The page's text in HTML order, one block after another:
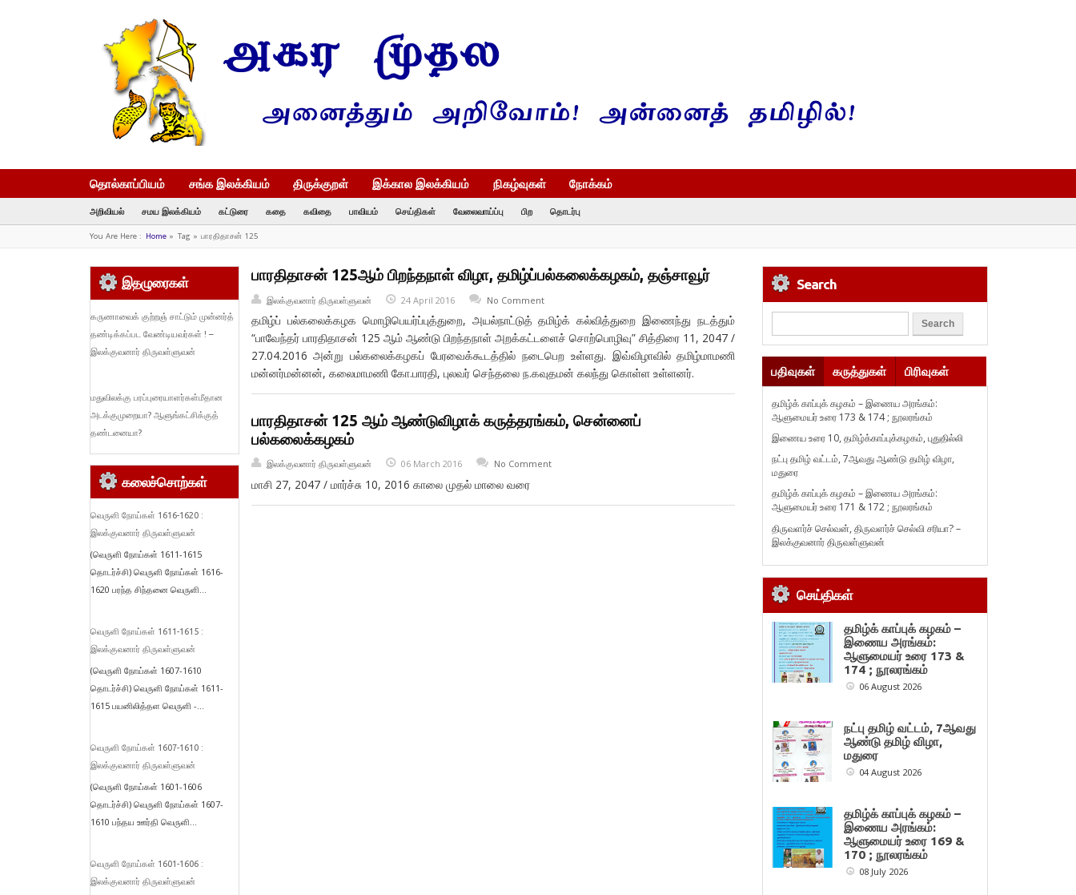
தொல்காப்பியம் சங்க இலக்கியம் திருக்குறள் இக்கால இலக்கியம் நிகழ்வுகள் நோக்கம்
அறிவியல் சமய இலக்கியம் கட்டுரை கதை கவிதை பாவியம் செய்திகள் வேலைவாய்ப்பு பிற தொடர்பு
You Are Here : Home» Tag » பாரதிதாசன் 125
பாரதிதாசன் 125ஆம் பிறந்தநாள் விழா, தமிழ்ப்பல்கலைக்கழகம், தஞ்சாவூர்
இலக்குவனார் திருவள்ளுவன் 24 April 2016 No Comment
தமிழ்ப் பல்கலைக்கழக மொழிபெயர்ப்புத்துறை, அயல்நாட்டுத் தமிழ்க் கல்வித்துறை இணைந்து நடத்தும்
“பாவேந்தர் பாரதிதாசன் 125 ஆம் ஆண்டு பிறந்தநாள் அறக்கட்டளைச் சொற்பொழிவு” சித்திரை 11, 2047 /
27.04.2016 அன்று பல்கலைக்கழகப் பேரவைக்கூடத்தில் நடைபெற உள்ளது. இவ்விழாவில் தமிழ்மாமணி
மன்னர்மன்னன், கலைமாமணி கோ.பாரதி, புலவர் செந்தலை ந.கவுதமன் கலந்து கொள்ள உள்ளனர்.
பாரதிதாசன் 125 ஆம் ஆண்டுவிழாக் கருத்தரங்கம், சென்னைப்
பல்கலைக்கழகம்
இலக்குவனார் திருவள்ளுவன் 06 March 2016 No Comment
மாசி 27, 2047 / மார்ச்சு 10, 2016 காலை முதல் மாலை வரை
இதழுரைகள்
கருணாவைக் குற்றஞ் சாட்டும் முன்னர்த்
தண்டிக்கப்பட வேண்டியவர்கள் ! –
இலக்குவனார் திருவள்ளுவன்
மதுவிலக்கு பரப்புரையாளர்கள்மீதான
அடக்குமுறையா? ஆளுங்கட்சிக்குத்
தண்டனையா?
கலைச்சொற்கள்
வெருளி நோய்கள் 1616-1620 :
இலக்குவனார் திருவள்ளுவன்
(வெருளி நோய்கள் 1611-1615
தொடர்ச்சி) வெருளி நோய்கள் 1616-
1620 பரந்த சிந்தனை வெருளி...
வெருளி நோய்கள் 1611-1615 :
இலக்குவனார் திருவள்ளுவன்
(வெருளி நோய்கள் 1607-1610
தொடர்ச்சி) வெருளி நோய்கள் 1611-
1615 பயனிலித்தள வெருளி -...
வெருளி நோய்கள் 1607-1610 :
இலக்குவனார் திருவள்ளுவன்
(வெருளி நோய்கள் 1601-1606
தொடர்ச்சி) வெருளி நோய்கள் 1607-
1610 பந்தய ஊர்தி வெருளி...
வெருளி நோய்கள் 1601-1606 :
இலக்குவனார் திருவள்ளுவன்
Search
பதிவுகள் கருத்துகள் பிரிவுகள்
தமிழ்க் காப்புக் கழகம் – இணைய அரங்கம்:
ஆளுமையர் உரை 173 & 174 ; நூலரங்கம்
இணைய உரை 10, தமிழ்க்காப்புக்கழகம், புதுதில்லி
நட்பு தமிழ் வட்டம், 7ஆவது ஆண்டு தமிழ் விழா,
மதுரை
தமிழ்க் காப்புக் கழகம் – இணைய அரங்கம்:
ஆளுமையர் உரை 171 & 172 ; நூலரங்கம்
திருவளர்ச் செல்வன், திருவளர்ச் செல்வி சரியா? –
இலக்குவனார் திருவள்ளுவன்
செய்திகள்
தமிழ்க் காப்புக் கழகம் –
இணைய அரங்கம்:
ஆளுமையர் உரை 173 &
174 ; நூலரங்கம்
06 August 2026
நட்பு தமிழ் வட்டம், 7ஆவது
ஆண்டு தமிழ் விழா,
மதுரை
04 August 2026
தமிழ்க் காப்புக் கழகம் –
இணைய அரங்கம்:
ஆளுமையர் உரை 169 &
170 ; நூலரங்கம்
08 July 2026